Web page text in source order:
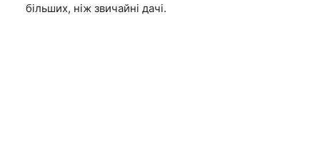
більших, ніж звичайні дачі.